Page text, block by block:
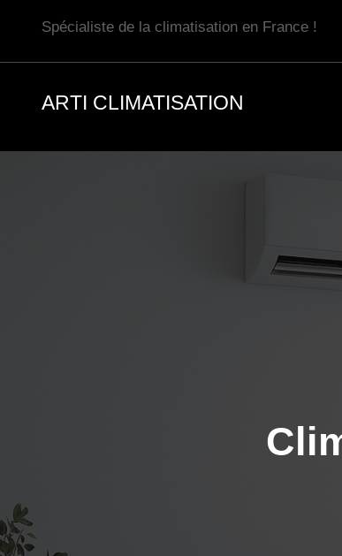
Spécialiste de la climatisation en France !
ARTI CLIMATISATION